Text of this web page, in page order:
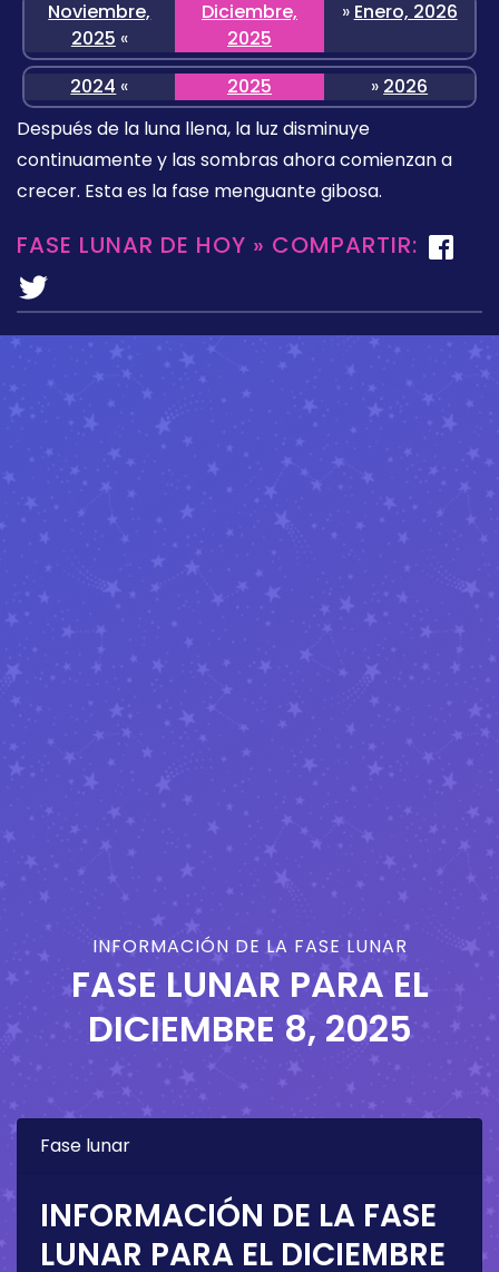
Noviembre,
2025 «
Diciembre,
2025
» Enero, 2026
2024 « 2025 » 2026
Después de la luna llena, la luz disminuye
continuamente y las sombras ahora comienzan a
crecer. Esta es la fase menguante gibosa.
FASE LUNAR DE HOY » COMPARTIR:
INFORMACIÓN DE LA FASE LUNAR
FASE LUNAR PARA EL
DICIEMBRE 8, 2025
Fase lunar
INFORMACIÓN DE LA FASE
LUNAR PARA EL DICIEMBRE